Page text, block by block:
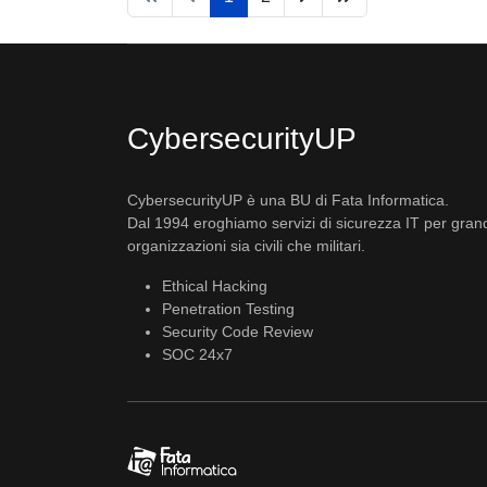
CybersecurityUP
CybersecurityUP è una BU di Fata Informatica.
Dal 1994 eroghiamo servizi di sicurezza IT per
organizzazioni sia civili che militari.
Ethical Hacking
Penetration Testing
Security Code Review
SOC 24x7